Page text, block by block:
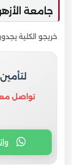
جامعة الأزهر
خريجو الكلية
تواصل